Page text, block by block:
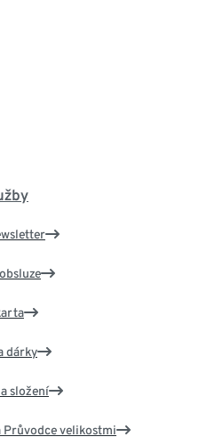
dárky
složení
Průvodce velikostmi